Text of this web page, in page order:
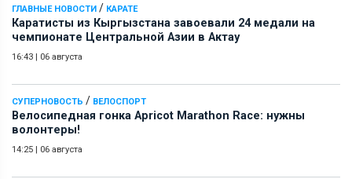
ГЛАВНЫЕ НОВОСТИ / КАРАТЕ
Каратисты из Кыргызстана завоевали 24 медали на
чемпионате Центральной Азии в Актау
16:43 | 06 августа
СУПЕРНОВОСТЬ / ВЕЛОСПОРТ
Велосипедная гонка Apricot Marathon Race: нужны
волонтеры!
14:25 | 06 августа